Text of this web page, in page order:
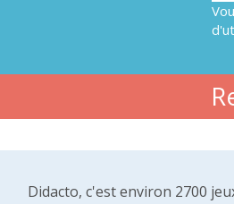
Didacto, c'est environ 2700